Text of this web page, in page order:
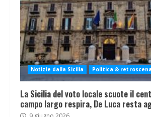
Notizie dalla Sicilia Politica & retroscena
La Sicilia del voto locale scuote il
campo largo respira, De Luca resta